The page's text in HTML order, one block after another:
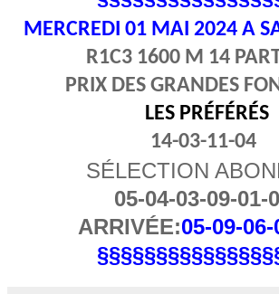
MERCREDI 01 MAI 2024 A
R1C3 1600 M 14
PRIX DES GRANDES
LES PRÉFÉRÉS
14-03-11-04
SÉLECTION
05-04-03-09-01-
ARRIVÉE:05-09-